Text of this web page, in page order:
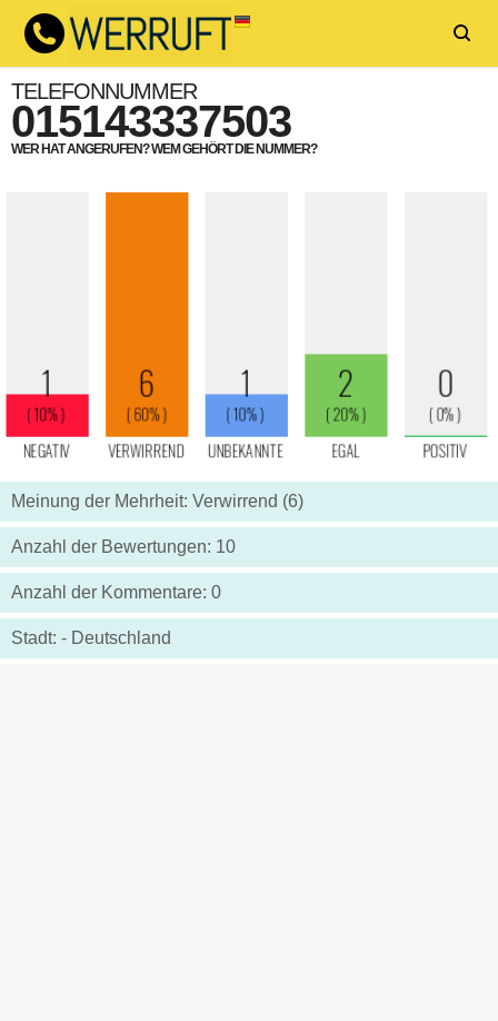
TELEFONNUMMER
015143337503
WER HAT ANGERUFEN? WEM GEHÖRT DIE NUMMER?
Meinung der Mehrheit: Verwirrend (6)
Anzahl der Bewertungen: 10
Anzahl der Kommentare: 0
Stadt: - Deutschland